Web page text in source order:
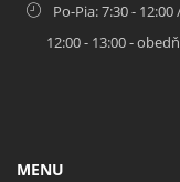
Po-Pia: 7:30 -
12:00 - 13:00 -
MENU